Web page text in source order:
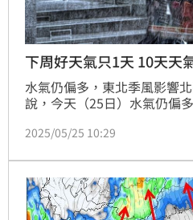
下周好天氣只1天 10天天
水氣仍偏多，東北季風影響
說，今天（25日）水氣仍偏
雨，並有較大雨勢發生的機會
2025/05/25 10:29